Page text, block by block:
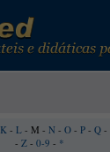
K - L - M - N - O - P - Q -
- Z - 0-9 - *